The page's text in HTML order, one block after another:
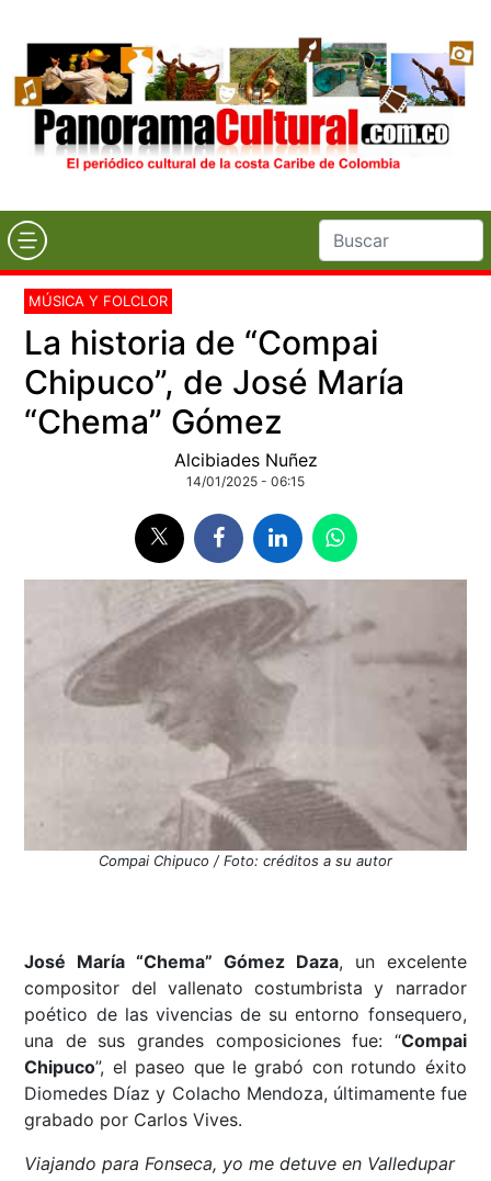
MÚSICA Y FOLCLOR
La historia de “Compai
Chipuco”, de José María
“Chema” Gómez
Alcibiades Nuñez
14/01/2025 - 06:15
Compai Chipuco / Foto: créditos a su autor
José María “Chema” Gómez Daza, un excelente
compositor del vallenato costumbrista y narrador
poético de las vivencias de su entorno fonsequero,
una de sus grandes composiciones fue: “Compai
Chipuco”, el paseo que le grabó con rotundo éxito
Diomedes Díaz y Colacho Mendoza, últimamente fue
grabado por Carlos Vives.
Viajando para Fonseca, yo me detuve en Valledupar